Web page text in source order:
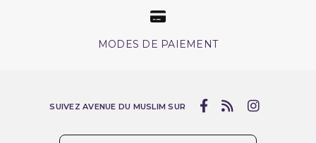
MODES DE PAIEMENT
SUIVEZ AVENUE DU MUSLIM SUR